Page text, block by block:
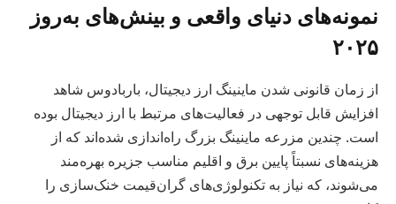
نمونه‌های دنیای واقعی و بینش‌های به‌روز
۲۰۲۵
از زمان قانونی شدن ماینینگ ارز دیجیتال، باربادوس شاهد
افزایش قابل توجهی در فعالیت‌های مرتبط با ارز دیجیتال بوده
است. چندین مزرعه ماینینگ بزرگ راه‌اندازی شده‌اند که از
هزینه‌های نسبتاً پایین برق و اقلیم مناسب جزیره بهره‌مند
می‌شوند، که نیاز به تکنولوژی‌های گران‌قیمت خنک‌سازی را